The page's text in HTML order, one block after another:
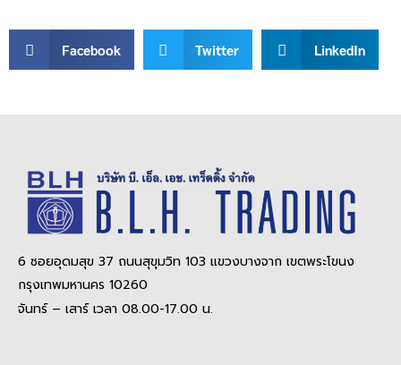
Facebook Twitter LinkedIn
6 ซอยอุดมสุข 37 ถนนสุขุมวิท 103 แขวงบางจาก เขตพระโขนง
กรุงเทพมหานคร 10260
จันทร์ – เสาร์ เวลา 08.00-17.00 น.